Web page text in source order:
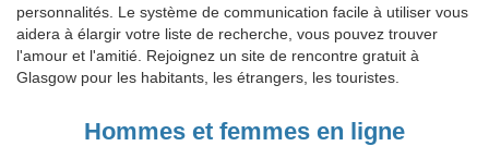
personnalités. Le système de communication facile à utiliser vous
aidera à élargir votre liste de recherche, vous pouvez trouver
l'amour et l'amitié. Rejoignez un site de rencontre gratuit à
Glasgow pour les habitants, les étrangers, les touristes.
Hommes et femmes en ligne